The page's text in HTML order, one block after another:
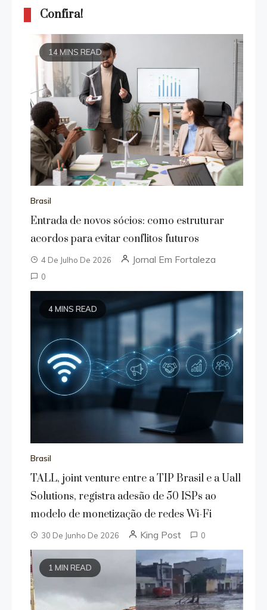
Confira!
14 MINS READ
Brasil
Entrada de novos sócios: como estruturar
acordos para evitar conflitos futuros
4 De Julho De 2026 Jornal Em Fortaleza
0
4 MINS READ
Brasil
TALL, joint venture entre a TIP Brasil e a Uall
Solutions, registra adesão de 50 ISPs ao
modelo de monetização de redes Wi-Fi
30 De Junho De 2026 King Post 0
1 MIN READ